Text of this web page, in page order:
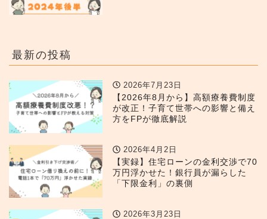
最新の投稿
2026年7月23日
【2026年8月から】高額療養費制度
が改正！子育て世帯への影響と備え
方をFPが徹底解説
2026年4月2日
【実録】住宅ローンの金利交渉で70
万円浮かせた！銀行員が漏らした
「下限金利」の裏側
2026年3月23日